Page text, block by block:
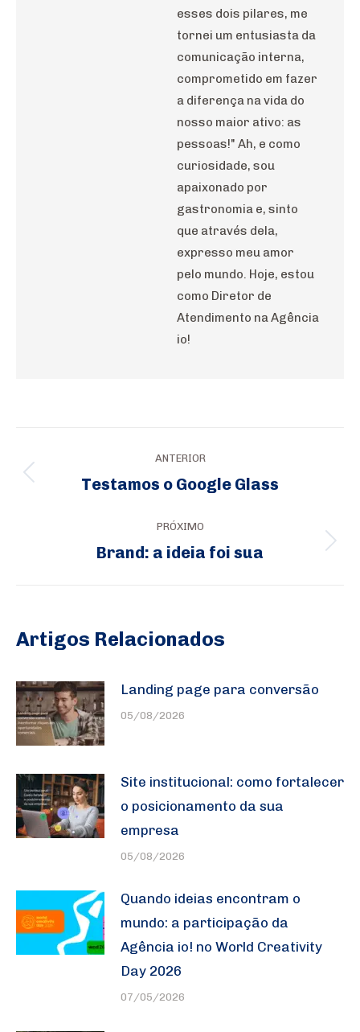
esses dois pilares, me
tornei um entusiasta da
comunicação interna,
comprometido em fazer
a diferença na vida do
nosso maior ativo: as
pessoas!" Ah, e como
curiosidade, sou
apaixonado por
gastronomia e, sinto
que através dela,
expresso meu amor
pelo mundo. Hoje, estou
como Diretor de
Atendimento na Agência
io!
de
ANTERIOR
Post
Testamos o Google Glass
PRÓXIMO
Próximo
Brand: a ideia foi sua
Artigos Relacionados
Landing page para conversão
05/08/2026
Site institucional: como fortalecer
o posicionamento da sua
empresa
05/08/2026
Quando ideias encontram o
mundo: a participação da
Agência io! no World Creativity
Day 2026
07/05/2026